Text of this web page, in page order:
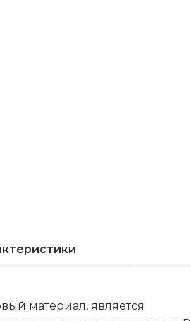
материал, является